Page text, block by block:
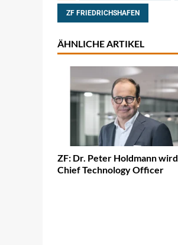
ZF FRIEDRICHSHAFEN
ÄHNLICHE ARTIKEL
ZF: Dr. Peter Holdmann wird
Chief Technology Officer